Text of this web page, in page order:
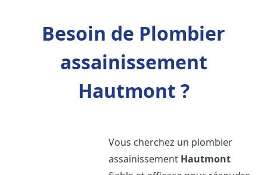
Besoin de Plombier
assainissement
Hautmont ?
Vous cherchez un plombier
assainissement Hautmont